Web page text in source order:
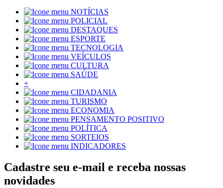
NOTÍCIAS
POLICIAL
DESTAQUES
ESPORTE
TECNOLOGIA
VEÍCULOS
CULTURA
SAÚDE
+
CIDADANIA
TURISMO
ECONOMIA
PENSAMENTO POSITIVO
POLÍTICA
SORTEIOS
INDICADORES
Cadastre seu e-mail e receba nossas
novidades